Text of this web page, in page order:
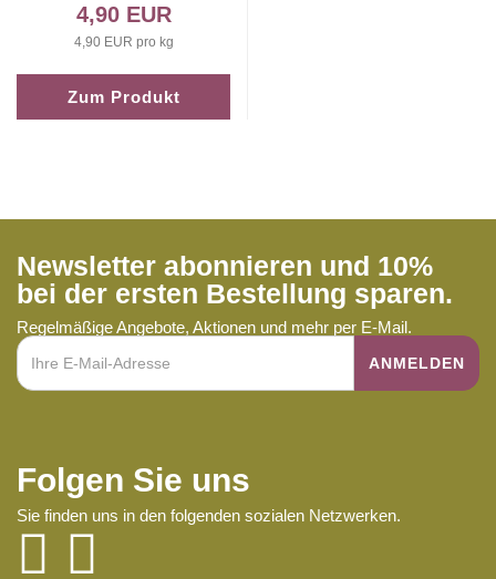
4,90 EUR
4,90 EUR pro kg
Zum Produkt
Newsletter abonnieren und 10%
bei der ersten Bestellung sparen.
Regelmäßige Angebote, Aktionen und mehr per E-Mail.
Folgen Sie uns
Sie finden uns in den folgenden sozialen Netzwerken.